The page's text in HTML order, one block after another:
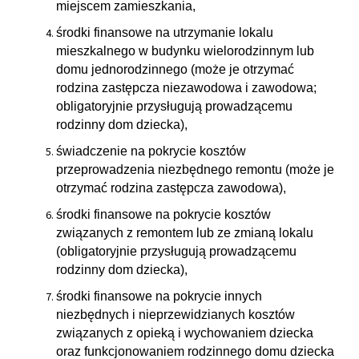
miejscem zamieszkania,
środki finansowe na utrzymanie lokalu
mieszkalnego w budynku wielorodzinnym lub
domu jednorodzinnego (może je otrzymać
rodzina zastępcza niezawodowa i zawodowa;
obligatoryjnie przysługują prowadzącemu
rodzinny dom dziecka),
świadczenie na pokrycie kosztów
przeprowadzenia niezbędnego remontu (może je
otrzymać rodzina zastępcza zawodowa),
środki finansowe na pokrycie kosztów
związanych z remontem lub ze zmianą lokalu
(obligatoryjnie przysługują prowadzącemu
rodzinny dom dziecka),
środki finansowe na pokrycie innych
niezbędnych i nieprzewidzianych kosztów
związanych z opieką i wychowaniem dziecka
oraz funkcjonowaniem rodzinnego domu dziecka